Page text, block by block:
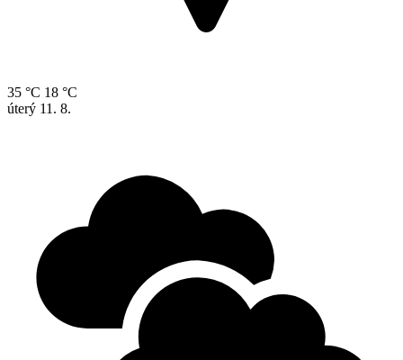
35 °C 18 °C
úterý 11. 8.